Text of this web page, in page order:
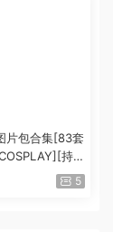
片包合集[83套
持续
5